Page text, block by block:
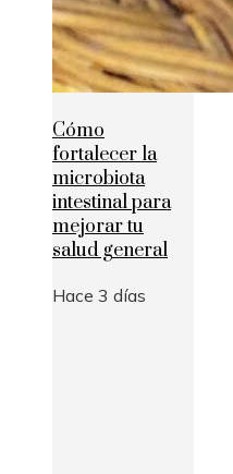
Cómo
fortalecer la
microbiota
intestinal para
mejorar tu
salud general
Hace 3 días